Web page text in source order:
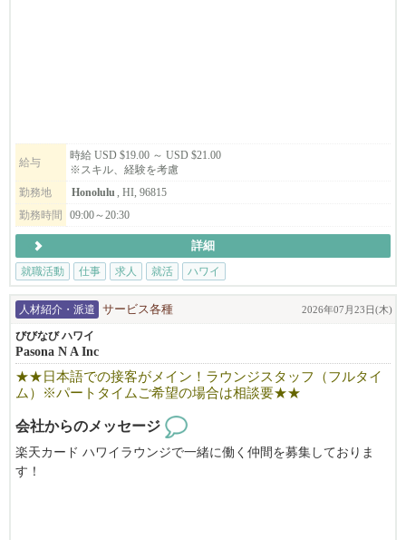
給与
時給 USD $19.00 ～ USD $21.00
※スキル、経験を考慮
勤務地
Honolulu, HI, 96815
勤務時間
09:00～20:30
詳細
就職活動
仕事 求人 就活 ハワイ
人材紹介・派遣 サービス各種 2026年07月23日(木)
びびなび ハワイ
Pasona N A Inc
★★日本語での接客がメイン！ラウンジスタッフ（フルタイ
ム）※パートタイムご希望の場合は相談要★★
会社からのメッセージ
楽天カード ハワイラウンジで一緒に働く仲間を募集しておりま
す！